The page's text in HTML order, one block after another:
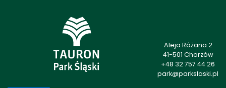
Aleja Różana 2
41-501 Chorzów
+48 32 757 44 26
park@parkslaski.pl